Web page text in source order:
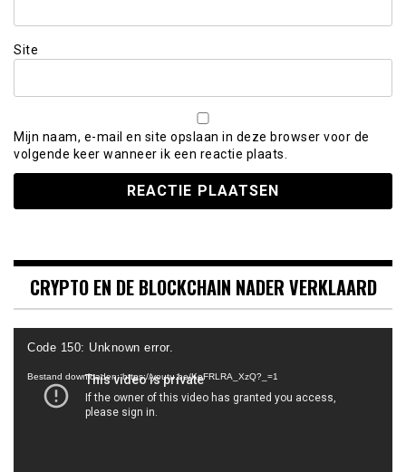
Site
Mijn naam, e-mail en site opslaan in deze browser voor de
volgende keer wanneer ik een reactie plaats.
CRYPTO EN DE BLOCKCHAIN NADER VERKLAARD
Videospeler
Code 150: Unknown error.
Bestand downloaden: https://youtu.be/KeFRLRA_XzQ?_=1